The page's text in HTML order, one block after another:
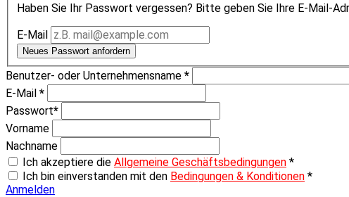
Haben Sie Ihr Passwort vergessen? Bitte geben Sie Ihre E-Mail-
E-Mail
Neues Passwort anfordern
Benutzer- oder Unternehmensname *
E-Mail *
Passwort*
Vorname
Nachname
Ich akzeptiere die Allgemeine Geschäftsbedingungen *
Ich bin einverstanden mit den Bedingungen & Konditionen *
Anmelden